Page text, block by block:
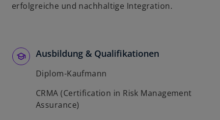
erfolgreiche und nachhaltige Integration.
Ausbildung & Qualifikationen
Diplom-Kaufmann
CRMA (Certification in Risk Management
Assurance)